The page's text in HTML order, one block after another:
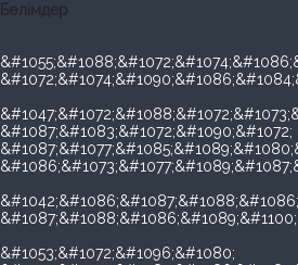
Бөлімдер
&#1087;&#1083;&#1072;&#1090;&#1072;
&#1053;&#1072;&#1096;&#1080;